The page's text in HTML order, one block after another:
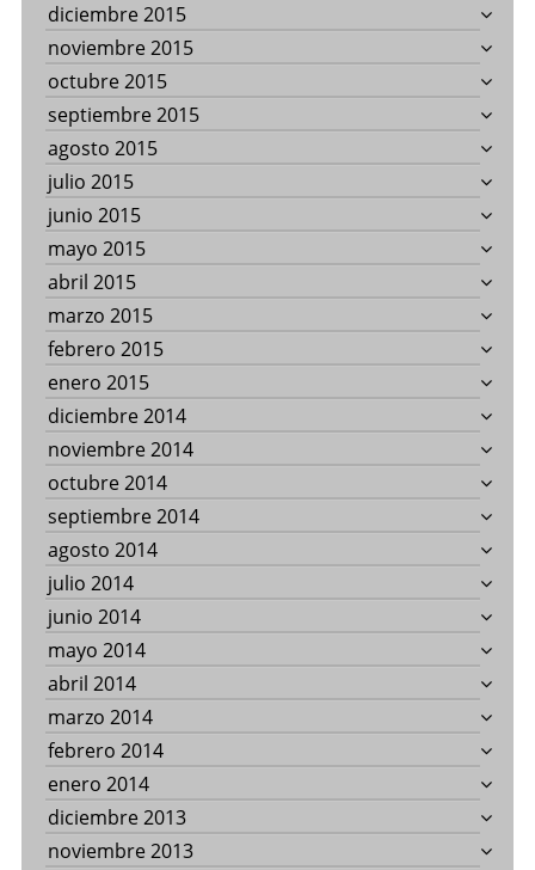
diciembre 2015
noviembre 2015
octubre 2015
septiembre 2015
agosto 2015
julio 2015
junio 2015
mayo 2015
abril 2015
marzo 2015
febrero 2015
enero 2015
diciembre 2014
noviembre 2014
octubre 2014
septiembre 2014
agosto 2014
julio 2014
junio 2014
mayo 2014
abril 2014
marzo 2014
febrero 2014
enero 2014
diciembre 2013
noviembre 2013